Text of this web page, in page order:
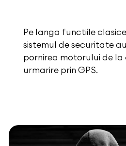
Pe langa functiile
sistemul de securitate
pornirea motorului de la
urmarire prin GPS.